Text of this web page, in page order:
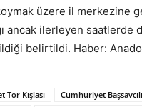
üzere il merkezine
ancak ilerleyen saatlerde
belirtildi. Haber:
Tor Kışlası
Cumhuriyet